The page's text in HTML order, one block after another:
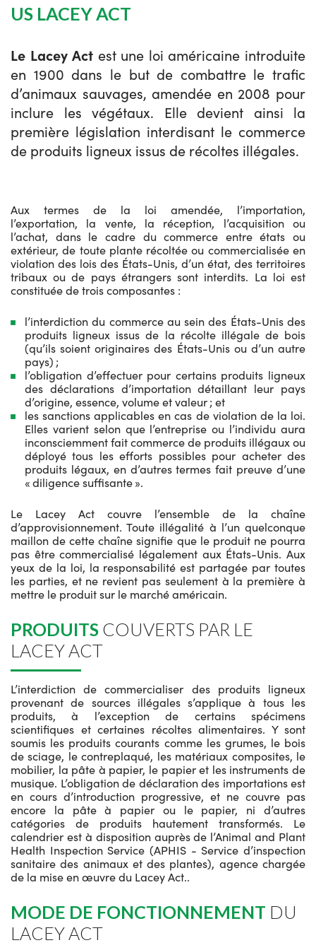
US LACEY ACT
Le Lacey Act est une loi américaine introduite
en 1900 dans le but de combattre le trafic
d’animaux sauvages, amendée en 2008 pour
inclure les végétaux. Elle devient ainsi la
première législation interdisant le commerce
de produits ligneux issus de récoltes illégales.
Aux termes de la loi amendée, l’importation,
l’exportation, la vente, la réception, l’acquisition ou
l’achat, dans le cadre du commerce entre états ou
extérieur, de toute plante récoltée ou commercialisée en
violation des lois des États-Unis, d’un état, des territoires
tribaux ou de pays étrangers sont interdits. La loi est
constituée de trois composantes :
l’interdiction du commerce au sein des États-Unis des
produits ligneux issus de la récolte illégale de bois
(qu’ils soient originaires des États-Unis ou d’un autre
pays) ;
l’obligation d’effectuer pour certains produits ligneux
des déclarations d’importation détaillant leur pays
d’origine, essence, volume et valeur ; et
les sanctions applicables en cas de violation de la loi.
Elles varient selon que l’entreprise ou l’individu aura
inconsciemment fait commerce de produits illégaux ou
déployé tous les efforts possibles pour acheter des
produits légaux, en d’autres termes fait preuve d’une
« diligence suffisante ».
Le Lacey Act couvre l’ensemble de la chaîne
d’approvisionnement. Toute illégalité à l’un quelconque
maillon de cette chaîne signifie que le produit ne pourra
pas être commercialisé légalement aux États-Unis. Aux
yeux de la loi, la responsabilité est partagée par toutes
les parties, et ne revient pas seulement à la première à
mettre le produit sur le marché américain.
PRODUITS COUVERTS PAR LE
LACEY ACT
L’interdiction de commercialiser des produits ligneux
provenant de sources illégales s’applique à tous les
produits, à l’exception de certains spécimens
scientifiques et certaines récoltes alimentaires. Y sont
soumis les produits courants comme les grumes, le bois
de sciage, le contreplaqué, les matériaux composites, le
mobilier, la pâte à papier, le papier et les instruments de
musique. L’obligation de déclaration des importations est
en cours d’introduction progressive, et ne couvre pas
encore la pâte à papier ou le papier, ni d’autres
catégories de produits hautement transformés. Le
calendrier est à disposition auprès de l’Animal and Plant
Health Inspection Service (APHIS - Service d’inspection
sanitaire des animaux et des plantes), agence chargée
de la mise en œuvre du Lacey Act..
MODE DE FONCTIONNEMENT DU
LACEY ACT